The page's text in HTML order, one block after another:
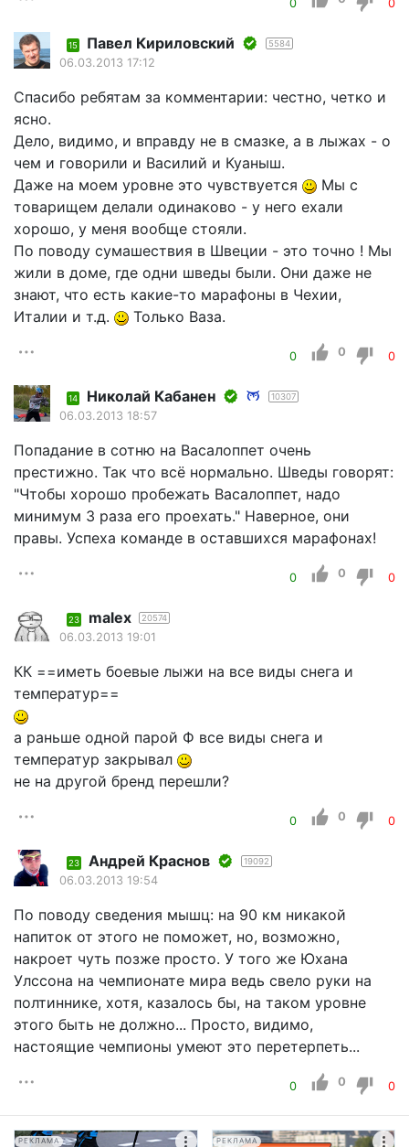
0 0
15 Павел Кириловский 5584
06.03.2013 17:12
Спасибо ребятам за комментарии: честно, четко и
ясно.
Дело, видимо, и вправду не в смазке, а в лыжах - о
чем и говорили и Василий и Куаныш.
Даже на моем уровне это чувствуется
Мы с
товарищем делали одинаково - у него ехали
хорошо, у меня вообще стояли.
По поводу сумашествия в Швеции - это точно ! Мы
жили в доме, где одни шведы были. Они даже не
знают, что есть какие-то марафоны в Чехии,
Италии и т.д.
Только Ваза.
0 0 0
14 Николай Кабанен 10307
06.03.2013 18:57
Попадание в сотню на Васалоппет очень
престижно. Так что всё нормально. Шведы говорят:
"Чтобы хорошо пробежать Васалоппет, надо
минимум 3 раза его проехать." Наверное, они
правы. Успеха команде в оставшихся марафонах!
0 0 0
23 malex 20574
06.03.2013 19:01
КК ==иметь боевые лыжи на все виды снега и
температур==
а раньше одной парой Ф все виды снега и
температур закрывал
не на другой бренд перешли?
0 0 0
23 Андрей Краснов 19092
06.03.2013 19:54
По поводу сведения мышц: на 90 км никакой
напиток от этого не поможет, но, возможно,
накроет чуть позже просто. У того же Юхана
Улссона на чемпионате мира ведь свело руки на
полтиннике, хотя, казалось бы, на таком уровне
этого быть не должно... Просто, видимо,
настоящие чемпионы умеют это перетерпеть...
0 0 0
РЕКЛАМА РЕКЛАМА